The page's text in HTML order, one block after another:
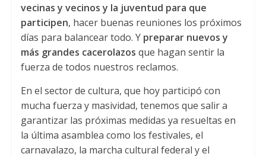
vecinas y vecinos y la juventud para que
participen, hacer buenas reuniones los próximos
días para balancear todo. Y preparar nuevos y
más grandes cacerolazos que hagan sentir la
fuerza de todos nuestros reclamos.
En el sector de cultura, que hoy participó con
mucha fuerza y masividad, tenemos que salir a
garantizar las próximas medidas ya resueltas en
la última asamblea como los festivales, el
carnavalazo, la marcha cultural federal y el